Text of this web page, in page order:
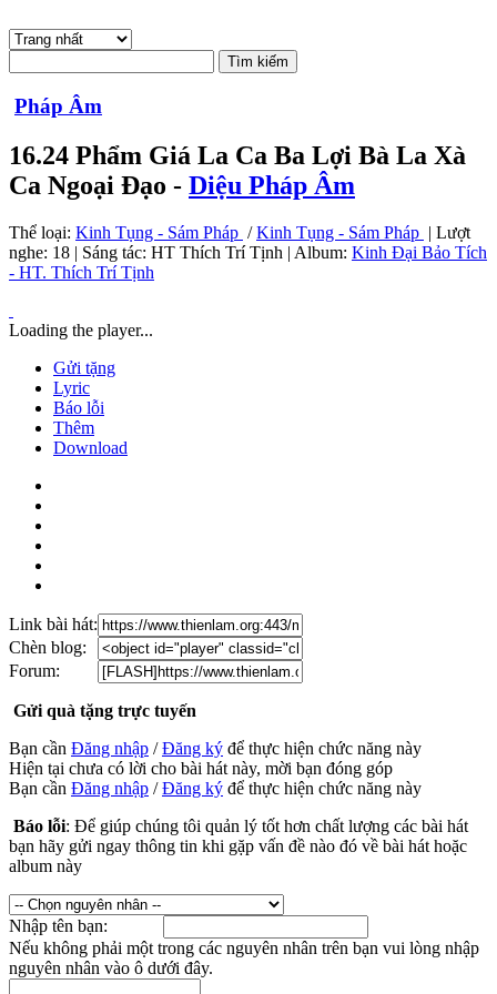
Pháp Âm
16.24 Phẩm Giá La Ca Ba Lợi Bà La Xà
Ca Ngoại Đạo - Diệu Pháp Âm
Thể loại: Kinh Tụng - Sám Pháp /Kinh Tụng - Sám Pháp | Lượt
nghe: 18 | Sáng tác: HT Thích Trí Tịnh | Album: Kinh Đại Bảo Tích
- HT. Thích Trí Tịnh
Loading the player...
Gửi tặng
Lyric
Báo lỗi
Thêm
Download
Link bài hát:
Chèn blog:
Forum:
Gửi quà tặng trực tuyến
Bạn cần Đăng nhập /Đăng ký để thực hiện chức năng này
Hiện tại chưa có lời cho bài hát này, mời bạn đóng góp
Bạn cần Đăng nhập /Đăng ký để thực hiện chức năng này
Báo lỗi: Để giúp chúng tôi quản lý tốt hơn chất lượng các bài hát
bạn hãy gửi ngay thông tin khi gặp vấn đề nào đó về bài hát hoặc
album này
Nhập tên bạn:
Nếu không phải một trong các nguyên nhân trên bạn vui lòng nhập
nguyên nhân vào ô dưới đây.